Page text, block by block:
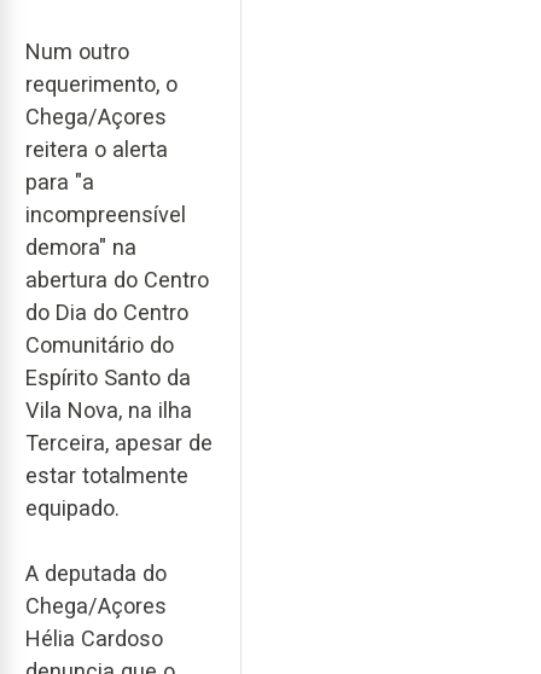
Num outro
requerimento, o
Chega/Açores
reitera o alerta
para "a
incompreensível
demora" na
abertura do Centro
do Dia do Centro
Comunitário do
Espírito Santo da
Vila Nova, na ilha
Terceira, apesar de
estar totalmente
equipado.
A deputada do
Chega/Açores
Hélia Cardoso